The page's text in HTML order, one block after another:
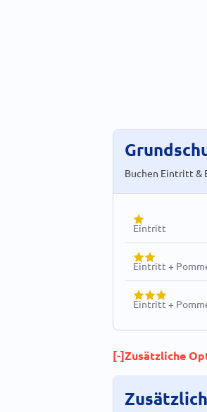
Buchen Eintritt &
Eintritt
Eintritt +
Eintritt +
[-]Zusätzliche